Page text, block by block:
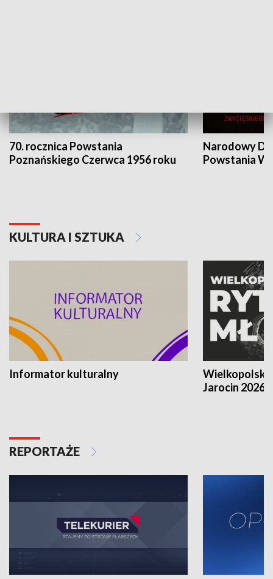
70. rocznica Powstania
Poznańskiego Czerwca 1956 roku
Narodowy
Powstania
KULTURA I SZTUKA
Informator kulturalny
Jarocin 2026
REPORTAŻE